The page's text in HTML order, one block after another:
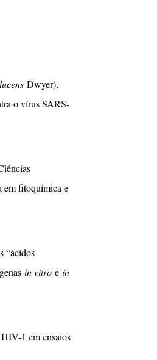
Dwyer),
o vírus SARS-
em fitoquímica e
“ácidos
in vitro e in
1 em ensaios